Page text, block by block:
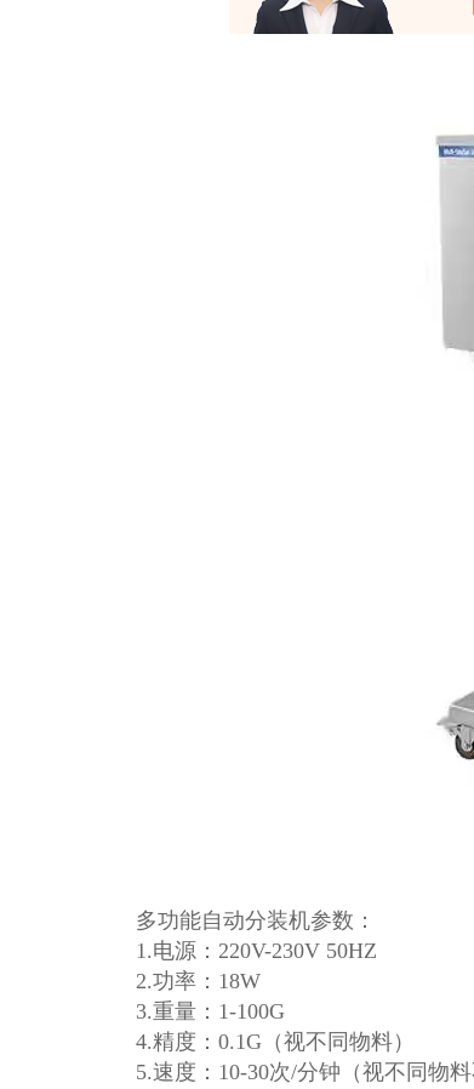
多功能自动分装机参数：
1.电源：220V-230V 50HZ
2.功率：18W
3.重量：1-100G
4.精度：0.1G（视不同物料）
5.速度：10-30次/分钟（视不同物料